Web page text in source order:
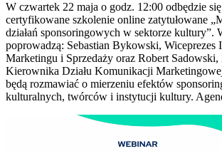
W czwartek 22 maja o godz. 12:00 odbędzie się
certyfikowane szkolenie online zatytułowane
działań sponsoringowych w sektorze kultury”.
poprowadzą: Sebastian Bykowski, Wiceprezes
Marketingu i Sprzedaży oraz Robert Sadowski,
Kierownika Działu Komunikacji
będą rozmawiać o mierzeniu efektów
kulturalnych, twórców i instytucji kultury.